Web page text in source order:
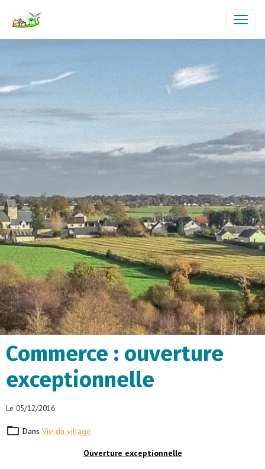
Commerce : ouverture
exceptionnelle
Le 05/12/2016
Dans Vie du village
Ouverture exceptionnelle